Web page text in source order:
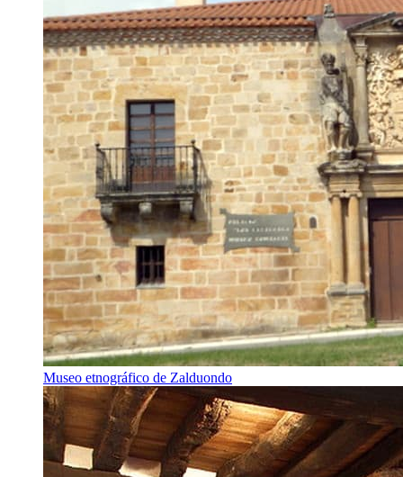
Museo etnográfico de Zalduondo